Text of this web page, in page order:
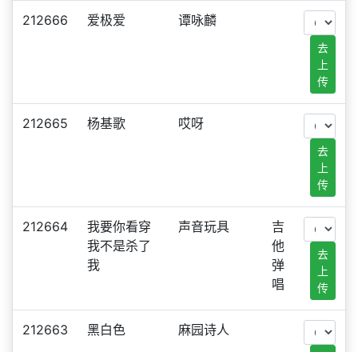
212666 爱极爱 谭咏麟
去
上
传
212665 杨基歌 哎呀
去
上
传
212664
我要你看穿
我不是杀了
我
声音玩具
吉
他
弹
唱
去
上
传
212663 黑白色 麻园诗人